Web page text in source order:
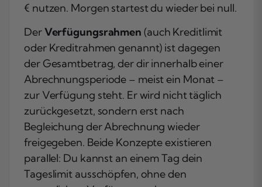
€ nutzen. Morgen startest du wieder bei null.
DerVerfügungsrahmen (auch Kreditlimit
oder Kreditrahmen genannt) ist dagegen
der Gesamtbetrag, der dir innerhalb einer
Abrechnungsperiode – meist ein Monat –
zur Verfügung steht. Er wird nicht täglich
zurückgesetzt, sondern erst nach
Begleichung der Abrechnung wieder
freigegeben. Beide Konzepte existieren
parallel: Du kannst an einem Tag dein
Tageslimit ausschöpfen, ohne den